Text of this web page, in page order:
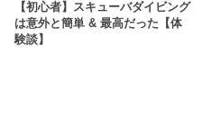
【初心者】スキューバダイビング
は意外と簡単 & 最高だった【体
験談】